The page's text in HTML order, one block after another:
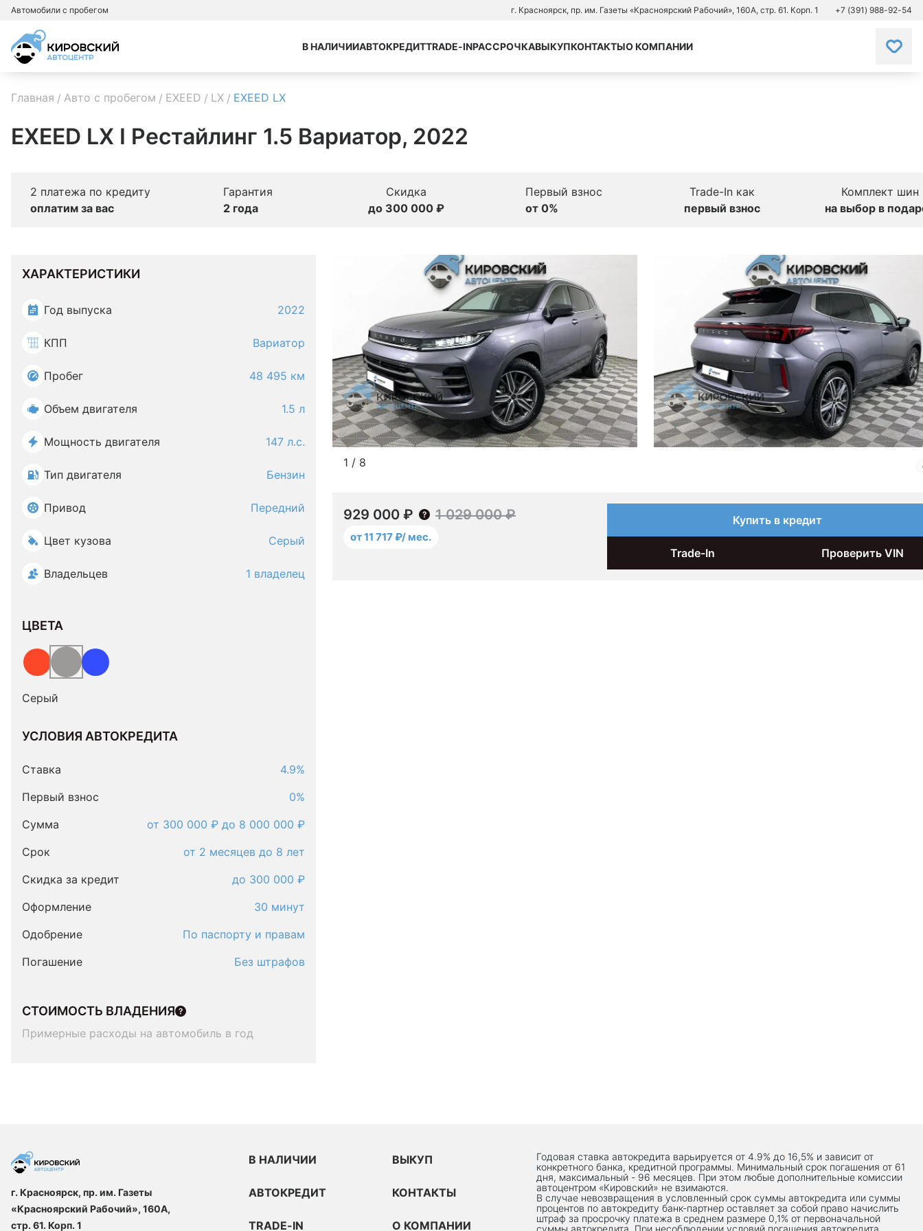
Автомобили с пробегом г. Красноярск, пр. им. Газеты «Красноярский Рабочий», 160А, стр. 61. Корп. 1 +7 (391) 988-92-54
В НАЛИЧИИАВТОКРЕДИТTRADE-INРАССРОЧКАВЫКУПКОНТАКТЫО КОМПАНИИ
Главная Авто с пробегом EXEED LX EXEED LX
EXEED LX I Рестайлинг 1.5 Вариатор, 2022
2 платежа по кредиту
оплатим за вас
Гарантия
2 года
Скидка
до 300 000 ₽
Первый взнос
от 0%
Trade-In как
первый взнос
Комплект шин
на выбор в
ХАРАКТЕРИСТИКИ
Год выпуска 2022
КПП Вариатор
Пробег 48 495 км
Объем двигателя 1.5 л
Мощность двигателя 147 л.с.
Тип двигателя Бензин
Привод Передний
Цвет кузова Серый
Владельцев 1 владелец
ЦВЕТА
Серый
УСЛОВИЯ АВТОКРЕДИТА
Ставка
4.9%
Первый взнос
0%
Сумма
от 300 000 ₽ до 8 000 000 ₽
Срок
от 2 месяцев до 8 лет
Скидка за кредит
до 300 000 ₽
Оформление
30 минут
Одобрение
По паспорту и правам
Погашение
Без штрафов
СТОИМОСТЬ ВЛАДЕНИЯ
Примерные расходы на автомобиль в год
1 / 8
929 000 ₽ 1 029 000 ₽
от 11 717 ₽/ мес.
Купить в кредит
Trade-In Проверить VIN
г. Красноярск, пр. им. Газеты
«Красноярский Рабочий», 160А,
стр. 61. Корп. 1
В НАЛИЧИИ
АВТОКРЕДИТ
TRADE-IN
ВЫКУП
КОНТАКТЫ
О КОМПАНИИ
Годовая ставка автокредита варьируется от 4.9% до 16,5% и зависит от
конкретного банка, кредитной программы. Минимальный срок погашения от 61
дня, максимальный - 96 месяцев. При этом любые дополнительные комиссии
автоцентром «Кировский» не взимаются.
В случае невозвращения в условленный срок суммы автокредита или суммы
процентов по автокредиту банк-партнер оставляет за собой право начислить
штраф за просрочку платежа в среднем размере 0,1% от первоначальной
суммы автокредита. При несоблюдении условий погашения автокредита